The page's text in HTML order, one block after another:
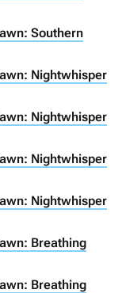
Southern
Nightwhisper
Nightwhisper
Nightwhisper
Nightwhisper
Breathing
Breathing